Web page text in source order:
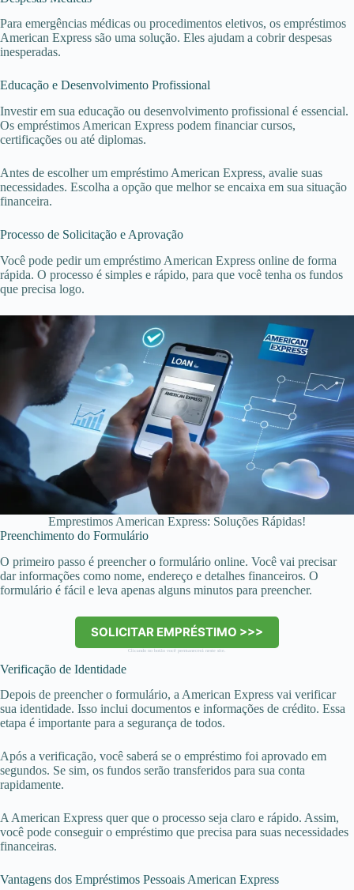
Para emergências médicas ou procedimentos eletivos, os empréstimos
American Express são uma solução. Eles ajudam a cobrir despesas
inesperadas.
Educação e Desenvolvimento Profissional
Investir em sua educação ou desenvolvimento profissional é essencial.
Os empréstimos American Express podem financiar cursos,
certificações ou até diplomas.
Antes de escolher um empréstimo American Express, avalie suas
necessidades. Escolha a opção que melhor se encaixa em sua situação
financeira.
Processo de Solicitação e Aprovação
Você pode pedir um empréstimo American Express online de forma
rápida. O processo é simples e rápido, para que você tenha os fundos
que precisa logo.
Emprestimos American Express: Soluções Rápidas!
Preenchimento do Formulário
O primeiro passo é preencher o formulário online. Você vai precisar
dar informações como nome, endereço e detalhes financeiros. O
formulário é fácil e leva apenas alguns minutos para preencher.
SOLICITAR EMPRÉSTIMO >>>
Clicando no botão você permanecerá neste site.
Verificação de Identidade
Depois de preencher o formulário, a American Express vai verificar
sua identidade. Isso inclui documentos e informações de crédito. Essa
etapa é importante para a segurança de todos.
Após a verificação, você saberá se o empréstimo foi aprovado em
segundos. Se sim, os fundos serão transferidos para sua conta
rapidamente.
A American Express quer que o processo seja claro e rápido. Assim,
você pode conseguir o empréstimo que precisa para suas necessidades
financeiras.
Vantagens dos Empréstimos Pessoais American Express